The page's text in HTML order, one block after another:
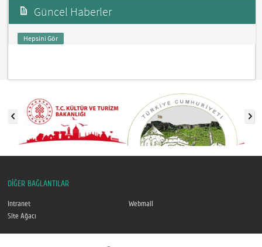
Güncel Haberler
Hepsini Gör
DİĞER BAĞLANTILAR
Intranet
Webmail
Site Ağacı